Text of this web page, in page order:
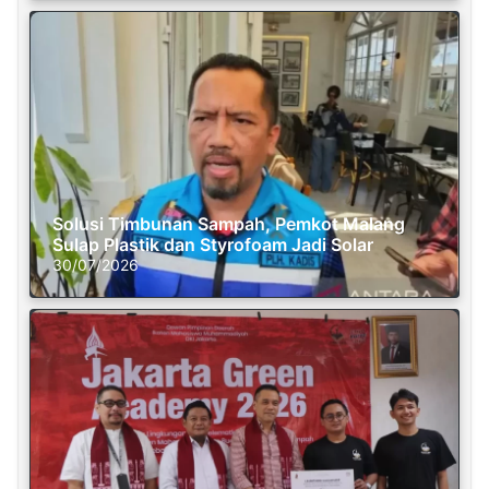
Solusi Timbunan Sampah, Pemkot Malang
Sulap Plastik dan Styrofoam Jadi Solar
30/07/2026